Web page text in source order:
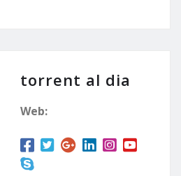
torrent al dia
Web: